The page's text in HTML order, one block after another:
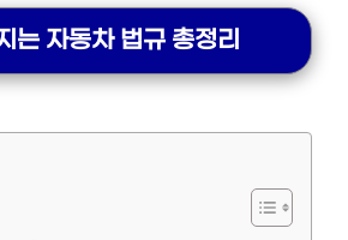
는 자동차 법규 총정리